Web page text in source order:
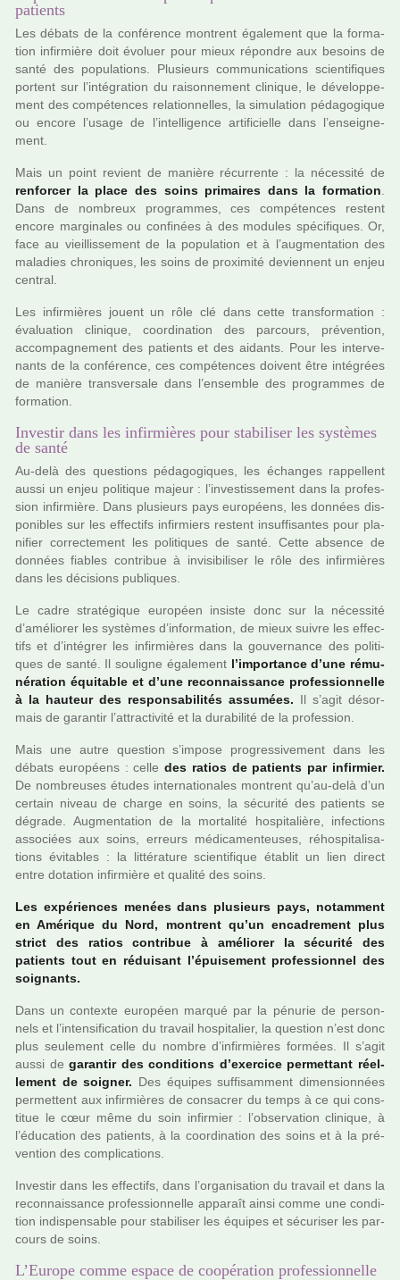
patients
Les débats de la confé­rence mon­trent également que la for­ma­
tion infir­mière doit évoluer pour mieux répon­dre aux besoins de
santé des popu­la­tions. Plusieurs com­mu­ni­ca­tions scien­ti­fi­ques
por­tent sur l’inté­gra­tion du rai­son­ne­ment cli­ni­que, le déve­lop­pe­
ment des com­pé­ten­ces rela­tion­nel­les, la simu­la­tion péda­go­gi­que
ou encore l’usage de l’intel­li­gence arti­fi­cielle dans l’ensei­gne­
ment.
Mais un point revient de manière récur­rente : la néces­sité de
ren­for­cer la place des soins pri­mai­res dans la for­ma­tion
Dans de nom­breux pro­gram­mes, ces com­pé­ten­ces res­tent
encore mar­gi­na­les ou confi­nées à des modu­les spé­ci­fi­ques. Or,
face au vieillis­se­ment de la popu­la­tion et à l’aug­men­ta­tion des
mala­dies chro­ni­ques, les soins de proxi­mité devien­nent un enjeu
cen­tral.
Les infir­miè­res jouent un rôle clé dans cette trans­for­ma­tion :
évaluation cli­ni­que, coor­di­na­tion des par­cours, pré­ven­tion,
accom­pa­gne­ment des patients et des aidants. Pour les inter­ve­
nants de la confé­rence, ces com­pé­ten­ces doi­vent être inté­grées
de manière trans­ver­sale dans l’ensem­ble des pro­gram­mes de
for­ma­tion.
Investir dans les infirmières pour stabiliser les systèmes
de santé
Au-delà des ques­tions péda­go­gi­ques, les échanges rap­pel­lent
aussi un enjeu poli­ti­que majeur : l’inves­tis­se­ment dans la pro­fes­
sion infir­mière. Dans plu­sieurs pays euro­péens, les don­nées dis­
po­ni­bles sur les effec­tifs infir­miers res­tent insuf­fi­san­tes pour pla­
ni­fier cor­rec­te­ment les poli­ti­ques de santé. Cette absence de
don­nées fia­bles contri­bue à invi­si­bi­li­ser le rôle des infir­miè­res
dans les déci­sions publi­ques.
Le cadre stra­té­gi­que euro­péen insiste donc sur la néces­sité
d’amé­lio­rer les sys­tè­mes d’infor­ma­tion, de mieux suivre les effec­
tifs et d’inté­grer les infir­miè­res dans la gou­ver­nance des poli­ti­
ques de santé. Il sou­li­gne également l’impor­tance d’une rému­
né­ra­tion équitable et d’une reconnais­sance pro­fes­sion­nelle
à la hau­teur des res­pon­sa­bi­li­tés assu­mées. Il s’agit désor­
mais de garan­tir l’attrac­ti­vité et la dura­bi­lité de la pro­fes­sion.
Mais une autre ques­tion s’impose pro­gres­si­ve­ment dans les
débats euro­péens : celledes ratios de patients par infir­mier.
De nom­breu­ses études inter­na­tio­na­les mon­trent qu’au-delà d’un
cer­tain niveau de charge en soins, la sécu­rité des patients se
dégrade. Augmentation de la mor­ta­lité hos­pi­ta­lière, infec­tions
asso­ciées aux soins, erreurs médi­ca­men­teu­ses, réhos­pi­ta­li­sa­
tions évitables : la lit­té­ra­ture scien­ti­fi­que établit un lien direct
entre dota­tion infir­mière et qua­lité des soins.
Les expé­rien­ces menées dans plu­sieurs pays, notam­ment
en Amérique du Nord, mon­trent qu’un enca­dre­ment plus
strict des ratios contri­bue à amé­lio­rer la sécu­rité des
patients tout en rédui­sant l’épuisement pro­fes­sion­nel des
soi­gnants.
Dans un contexte euro­péen marqué par la pénu­rie de per­son­
nels et l’inten­si­fi­ca­tion du tra­vail hos­pi­ta­lier, la ques­tion n’est donc
plus seu­le­ment celle du nombre d’infir­miè­res for­mées. Il s’agit
aussi degaran­tir des condi­tions d’exer­cice per­met­tant réel­
le­ment de soi­gner. Des équipes suf­fi­sam­ment dimen­sion­nées
per­met­tent aux infir­miè­res de consa­crer du temps à ce qui cons­
ti­tue le cœur même du soin infir­mier : l’obser­va­tion cli­ni­que, à
l’éducation des patients, à la coor­di­na­tion des soins et à la pré­
ven­tion des com­pli­ca­tions.
Investir dans les effec­tifs, dans l’orga­ni­sa­tion du tra­vail et dans la
reconnais­sance pro­fes­sion­nelle appa­raît ainsi comme une condi­
tion indis­pen­sa­ble pour sta­bi­li­ser les équipes et sécu­ri­ser les par­
cours de soins.
L’Europe comme espace de coopération professionnelle